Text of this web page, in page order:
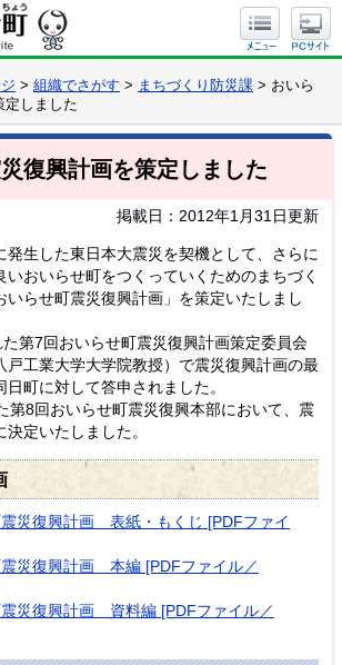
> 組織でさがす > まちづくり防災課 > おいら
定しました
復興計画を策定しました
掲載日：2012年1月31日更新
生した東日本大震災を契機として、さらに
いおいらせ町をつくっていくためのまちづく
いらせ町震災復興計画」を策定いたしまし
第7回おいらせ町震災復興計画策定委員会
戸工業大学大学院教授）で震災復興計画の最
町に対して答申されました。
8回おいらせ町震災復興本部において、震
定いたしました。
災復興計画 表紙・もくじ [PDFファイ
災復興計画 本編 [PDFファイル／
災復興計画 資料編 [PDFファイル／